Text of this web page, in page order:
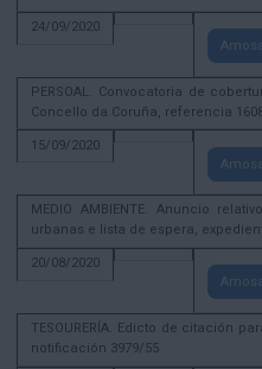
24/09/2020
PERSOAL. Convocatoria de
Concello da Coruña, referencia
15/09/2020
MEDIO AMBIENTE. Anuncio
urbanas e lista de espera,
20/08/2020
TESOURERÍA. Edicto de citación
notificación 3979/55